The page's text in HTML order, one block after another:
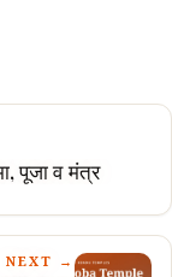
पूजा व मंत्र
NEXT →